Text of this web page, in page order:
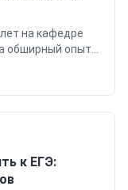
лет на кафедре
обширный опыт
к ЕГЭ: